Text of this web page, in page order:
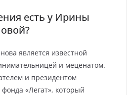
есть у Ирины
является известной
и меценатом.
и президентом
фонда «Легат», который